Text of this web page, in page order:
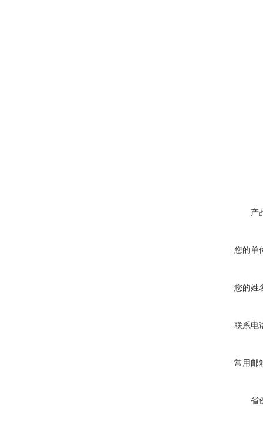
产
您的单
您的姓
联系电
常用邮
省